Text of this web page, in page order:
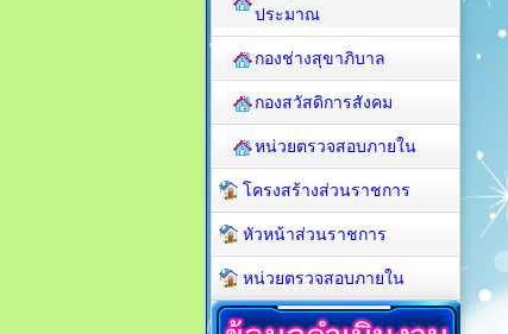
ประมาณ
กองช่างสุขาภิบาล
กองสวัสดิการสังคม
หน่วยตรวจสอบภายใน
โครงสร้างส่วนราชการ
หัวหน้าส่วนราชการ
หน่วยตรวจสอบภายใน